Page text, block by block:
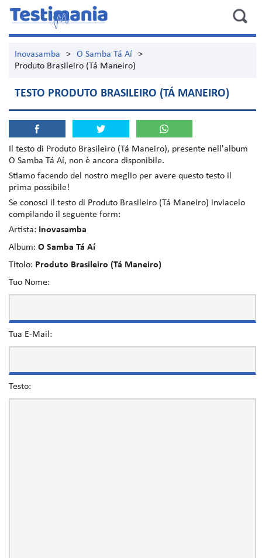
Inovasamba > O Samba Tá Aí
>
Produto Brasileiro (Tá Maneiro)
TESTO PRODUTO BRASILEIRO (TÁ MANEIRO)
Il testo di Produto Brasileiro (Tá Maneiro), presente nell'album
O Samba Tá Aí, non è ancora disponibile.
Stiamo facendo del nostro meglio per avere questo testo il
prima possibile!
Se conosci il testo di Produto Brasileiro (Tá Maneiro) inviacelo
compilando il seguente form:
Artista:
Inovasamba
Album: O Samba Tá Aí
Titolo: Produto Brasileiro (Tá Maneiro)
Tuo Nome:
Tua E-Mail:
Testo: